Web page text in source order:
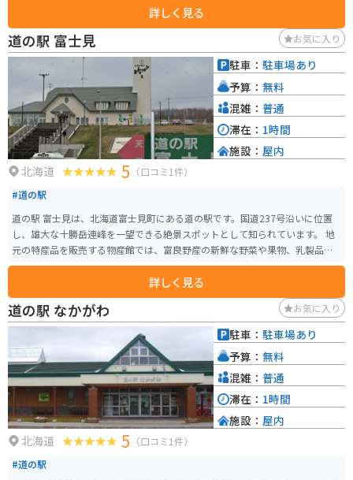
詳しく見る
道の駅 富士見 お気に入り
北海道 5 （口コミ1件）
#道の駅
道の駅 富士見は、北海道富⼠⾒町にある道の駅です。国道237号沿いに位置
し、雄大な十勝岳連峰を⼀望できる絶景スポットとして知られています。 地
元の特産品を販売する物産館では、富良野産の新鮮な野菜や果物、乳製品、
ジャムなどが人気です。レストランでは、地元産の食材を使った料理を楽し
むことができ、中でも「十勝岳カレー」は絶品です。 バイクツーリングで訪
れる場合、駐車場も広く、休憩場所として最適です。道の駅から富良野や美
瑛へのアクセスも良く、観光拠点としても便利です。夏にはラベンダー畑、
秋には紅葉など、四季折々の景色を楽しむことができます。 周辺には、十勝
岳温泉や吹上温泉など温泉地も点在しており、ツーリングで疲れた体を癒す
こともできます。道の駅 富士見は、雄大な自然と地元の温かさに触れられる
場所です。
詳しく見る
駐車： 駐車場あり
予算： 無料
混雑： 普通
滞在： 1時間
施設： 屋内
道の駅 なかがわ お気に入り
北海道 5 （口コミ1件）
#道の駅
駐車： 駐車場あり
予算： 無料
混雑： 普通
滞在： 1時間
施設： 屋内